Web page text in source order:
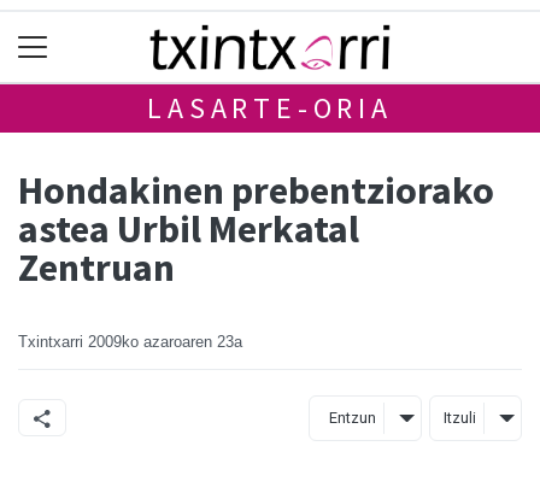
LASARTE-ORIA
Hondakinen prebentziorako
astea Urbil Merkatal
Zentruan
Txintxarri 2009ko azaroaren 23a
Entzun Itzuli